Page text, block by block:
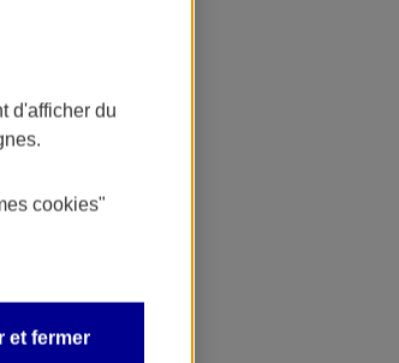
d'afficher du
cookies"
et fermer